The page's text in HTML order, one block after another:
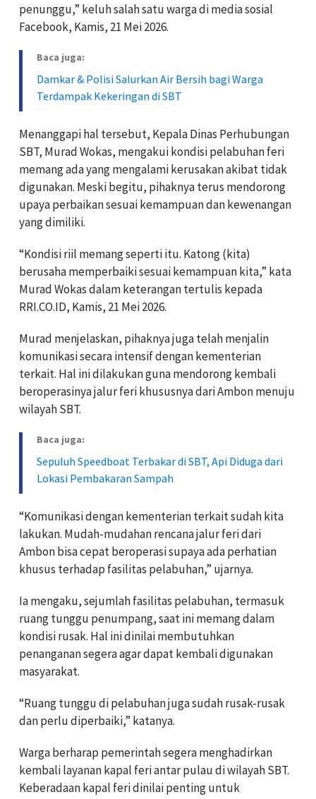
penunggu,” keluh salah satu warga di media sosial
Facebook, Kamis, 21 Mei 2026.
Baca juga:
Damkar & Polisi Salurkan Air Bersih bagi Warga
Terdampak Kekeringan di SBT
Menanggapi hal tersebut, Kepala Dinas Perhubungan
SBT, Murad Wokas, mengakui kondisi pelabuhan feri
memang ada yang mengalami kerusakan akibat tidak
digunakan. Meski begitu, pihaknya terus mendorong
upaya perbaikan sesuai kemampuan dan kewenangan
yang dimiliki.
“Kondisi riil memang seperti itu. Katong (kita)
berusaha memperbaiki sesuai kemampuan kita,” kata
Murad Wokas dalam keterangan tertulis kepada
RRI.CO.ID, Kamis, 21 Mei 2026.
Murad menjelaskan, pihaknya juga telah menjalin
komunikasi secara intensif dengan kementerian
terkait. Hal ini dilakukan guna mendorong kembali
beroperasinya jalur feri khususnya dari Ambon menuju
wilayah SBT.
Baca juga:
Sepuluh Speedboat Terbakar di SBT, Api Diduga dari
Lokasi Pembakaran Sampah
“Komunikasi dengan kementerian terkait sudah kita
lakukan. Mudah-mudahan rencana jalur feri dari
Ambon bisa cepat beroperasi supaya ada perhatian
khusus terhadap fasilitas pelabuhan,” ujarnya.
Ia mengaku, sejumlah fasilitas pelabuhan, termasuk
ruang tunggu penumpang, saat ini memang dalam
kondisi rusak. Hal ini dinilai membutuhkan
penanganan segera agar dapat kembali digunakan
masyarakat.
“Ruang tunggu di pelabuhan juga sudah rusak-rusak
dan perlu diperbaiki,” katanya.
Warga berharap pemerintah segera menghadirkan
kembali layanan kapal feri antar pulau di wilayah SBT.
Keberadaan kapal feri dinilai penting untuk